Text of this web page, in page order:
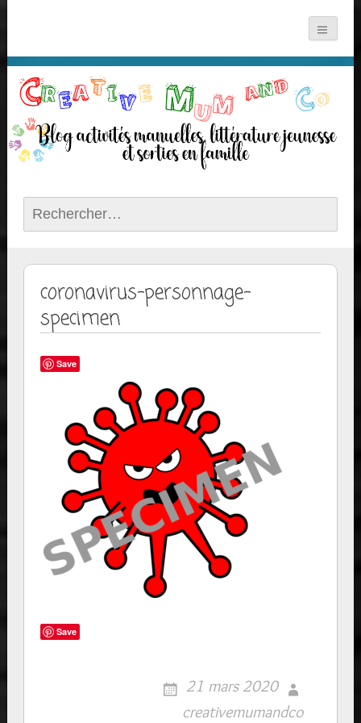
Rechercher :
coronavirus-personnage-
specimen
Save
Save
21 mars 2020
creativemumandco